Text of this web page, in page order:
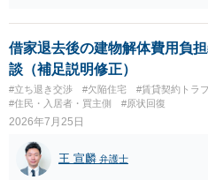
定期確認させてもらないこと」が直
せんので、更新拒絶を拒否される方
の交渉の中で、一定の金銭をもらえ
みるのはいかがでしょうか。 過去に
入室する行為自体は不法行為となり
立する可能性がありますので、これ
借家退去後の建物解体費用負
談（補足説明修正）
#立ち退き交渉 #欠陥住宅 #賃貸契約トラ
#住民・入居者・買主側
#原状回復
2026年7月25日
王 宣麟 弁護士